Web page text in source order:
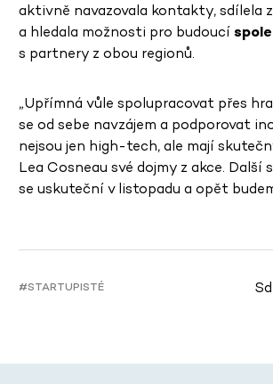
aktivně navazovala kontakty, sdílela
a hledala možnosti pro budoucí
s partnery z obou regionů.
„Upřímná vůle spolupracovat přes
se od sebe navzájem a podporovat
nejsou jen high-tech, ale mají
Lea Cosneau své dojmy z akce. Další
se uskuteční v listopadu a opět
#STARTUPISTÉ